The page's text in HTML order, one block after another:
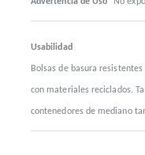
Usabilidad
Bolsas de basura
con materiales reciclados.
contenedores de mediano